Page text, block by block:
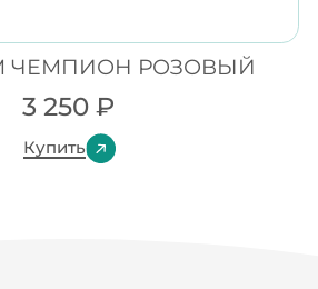
ЧЕМПИОН РОЗОВЫЙ
3 250 ₽
Купить